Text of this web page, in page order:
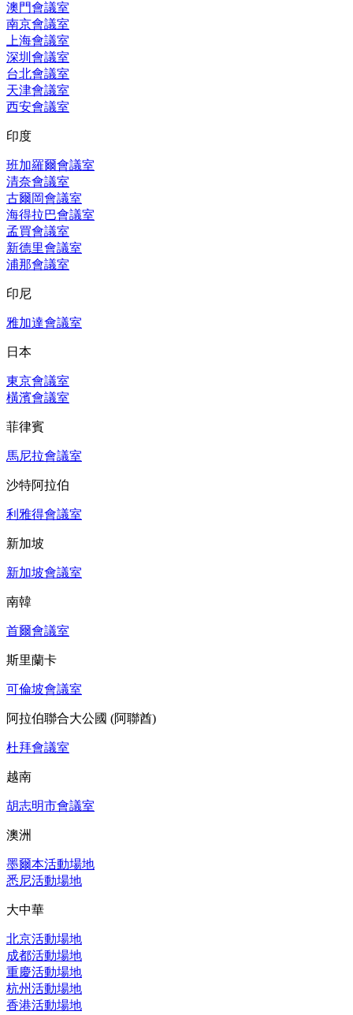
澳門會議室
南京會議室
上海會議室
深圳會議室
台北會議室
天津會議室
西安會議室
印度
班加羅爾會議室
清奈會議室
古爾岡會議室
海得拉巴會議室
孟買會議室
新德里會議室
浦那會議室
印尼
雅加達會議室
日本
東京會議室
橫濱會議室
菲律賓
馬尼拉會議室
沙特阿拉伯
利雅得會議室
新加坡
新加坡會議室
南韓
首爾會議室
斯里蘭卡
可倫坡會議室
阿拉伯聯合大公國 (阿聯酋)
杜拜會議室
越南
胡志明市會議室
澳洲
墨爾本活動場地
悉尼活動場地
大中華
北京活動場地
成都活動場地
重慶活動場地
杭州活動場地
香港活動場地